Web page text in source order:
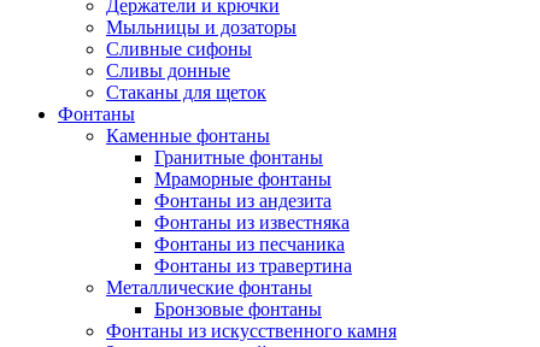
Держатели и крючки
Мыльницы и дозаторы
Сливные сифоны
Сливы донные
Стаканы для щеток
Фонтаны
Каменные фонтаны
Гранитные фонтаны
Мраморные фонтаны
Фонтаны из андезита
Фонтаны из известняка
Фонтаны из песчаника
Фонтаны из травертина
Металлические фонтаны
Бронзовые фонтаны
Фонтаны из искусственного камня